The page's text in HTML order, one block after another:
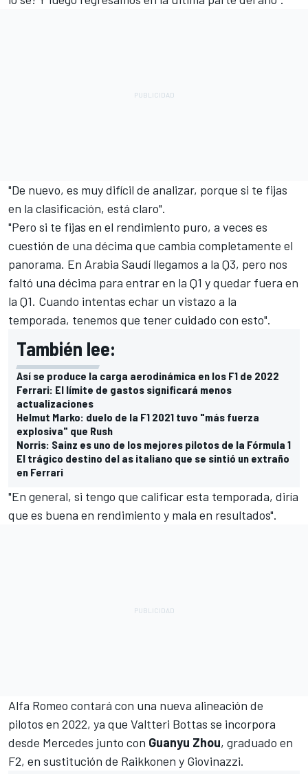
"De nuevo, es muy difícil de analizar, porque si te fijas
en la clasificación, está claro".
"Pero si te fijas en el rendimiento puro, a veces es
cuestión de una décima que cambia completamente el
panorama. En Arabia Saudí llegamos a la Q3, pero nos
faltó una décima para entrar en la Q1 y quedar fuera en
la Q1. Cuando intentas echar un vistazo a la
temporada, tenemos que tener cuidado con esto".
También lee:
Así se produce la carga aerodinámica en los F1 de 2022
Ferrari: El límite de gastos significará menos
actualizaciones
Helmut Marko: duelo de la F1 2021 tuvo "más fuerza
explosiva" que Rush
Norris: Sainz es uno de los mejores pilotos de la Fórmula 1
El trágico destino del as italiano que se sintió un extraño
en Ferrari
"En general, si tengo que calificar esta temporada, diría
que es buena en rendimiento y mala en resultados".
Alfa Romeo contará con una nueva alineación de
pilotos en 2022, ya que Valtteri Bottas se incorpora
desde Mercedes junto con Guanyu Zhou, graduado en
F2, en sustitución de Raikkonen y Giovinazzi.